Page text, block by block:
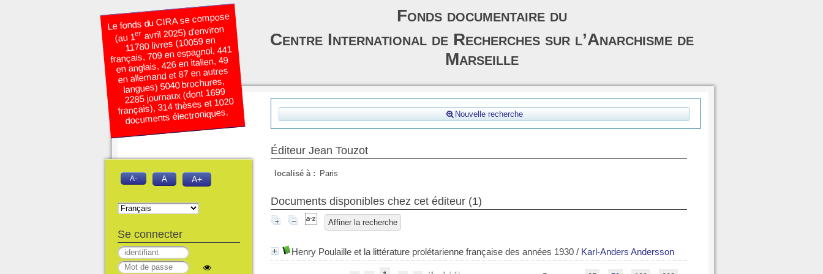
Nouvelle recherche
Éditeur Jean Touzot
localisé à : Paris
Documents disponibles chez cet éditeur (1)
Affiner la recherche
Henry Poulaille et la littérature prolétarienne française des années 1930 / Karl-Anders Andersson
Le fonds du CIRA se compose
(au 1eravril 2025) d’environ
11780 livres (10059 en
français, 709 en espagnol, 441
en anglais, 426 en italien, 49
en allemand et 87 en autres
langues) 5040 brochures,
2285 journaux (dont 1699
français), 314 thèses et 1020
documents électroniques.
Fonds documentaire du
Centre International de Recherches sur l’Anarchisme de
Marseille
A- A A+
Se connecter